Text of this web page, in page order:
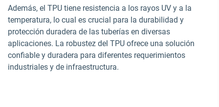
Además, el TPU tiene resistencia a los rayos UV y a la
temperatura, lo cual es crucial para la durabilidad y
protección duradera de las tuberías en diversas
aplicaciones. La robustez del TPU ofrece una solución
confiable y duradera para diferentes requerimientos
industriales y de infraestructura.